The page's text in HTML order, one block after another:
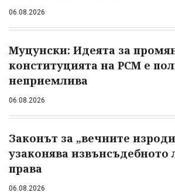
06.08.2026
Муцунски: Идеята за
конституцията на РСМ е
неприемлива
06.08.2026
Законът за „вечните
узаконява извънсъдебното
права
06.08.2026